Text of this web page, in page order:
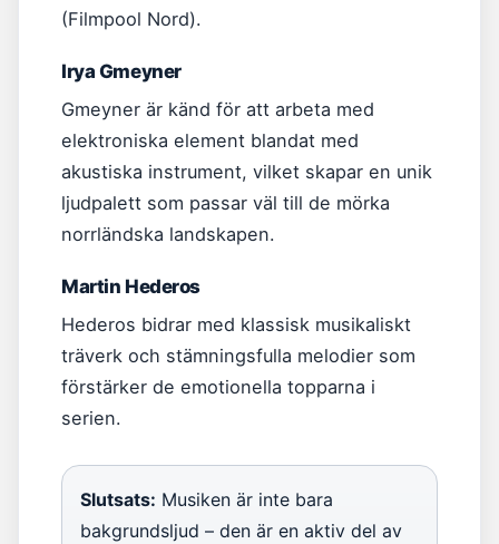
(Filmpool Nord).
Irya Gmeyner
Gmeyner är känd för att arbeta med
elektroniska element blandat med
akustiska instrument, vilket skapar en unik
ljudpalett som passar väl till de mörka
norrländska landskapen.
Martin Hederos
Hederos bidrar med klassisk musikaliskt
träverk och stämningsfulla melodier som
förstärker de emotionella topparna i
serien.
Slutsats: Musiken är inte bara
bakgrundsljud – den är en aktiv del av